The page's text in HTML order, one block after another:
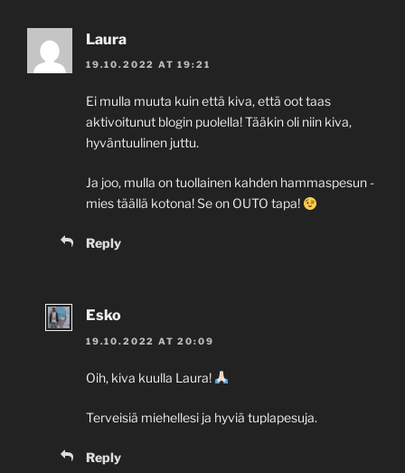
Laura
19.10.2022 AT 19:21
Ei mulla muuta kuin että kiva, että oot taas
aktivoitunut blogin puolella! Tääkin oli niin kiva,
hyväntuulinen juttu.
Ja joo, mulla on tuollainen kahden hammaspesun -
mies täällä kotona! Se on OUTO tapa!
Reply
Esko
19.10.2022 AT 20:09
Oih, kiva kuulla Laura!
Terveisiä miehellesi ja hyviä tuplapesuja.
Reply